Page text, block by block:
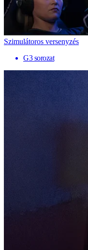
Szimulátoros versenyzés
G3 sorozat